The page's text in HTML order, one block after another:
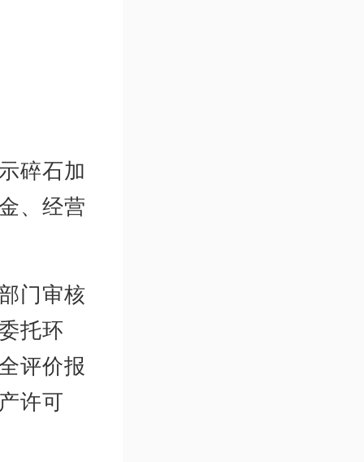
碎石加
、经营
门审核
托环
评价报
许可